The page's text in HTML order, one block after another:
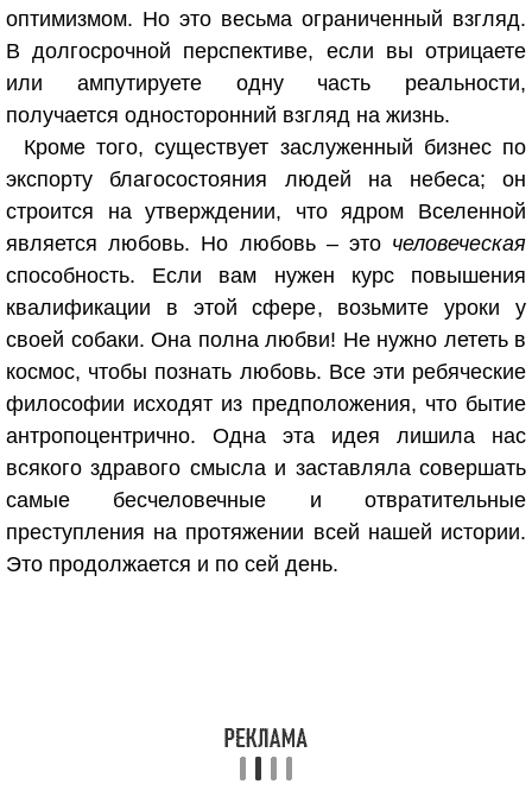
оптимизмом. Но это весьма ограниченный взгляд.
В долгосрочной перспективе, если вы отрицаете
или ампутируете одну часть реальности,
получается односторонний взгляд на жизнь.
Кроме того, существует заслуженный бизнес по
экспорту благосостояния людей на небеса; он
строится на утверждении, что ядром Вселенной
является любовь. Но любовь – эточеловеческая
способность. Если вам нужен курс повышения
квалификации в этой сфере, возьмите уроки у
своей собаки. Она полна любви! Не нужно лететь в
космос, чтобы познать любовь. Все эти ребяческие
философии исходят из предположения, что бытие
антропоцентрично. Одна эта идея лишила нас
всякого здравого смысла и заставляла совершать
самые бесчеловечные и отвратительные
преступления на протяжении всей нашей истории.
Это продолжается и по сей день.